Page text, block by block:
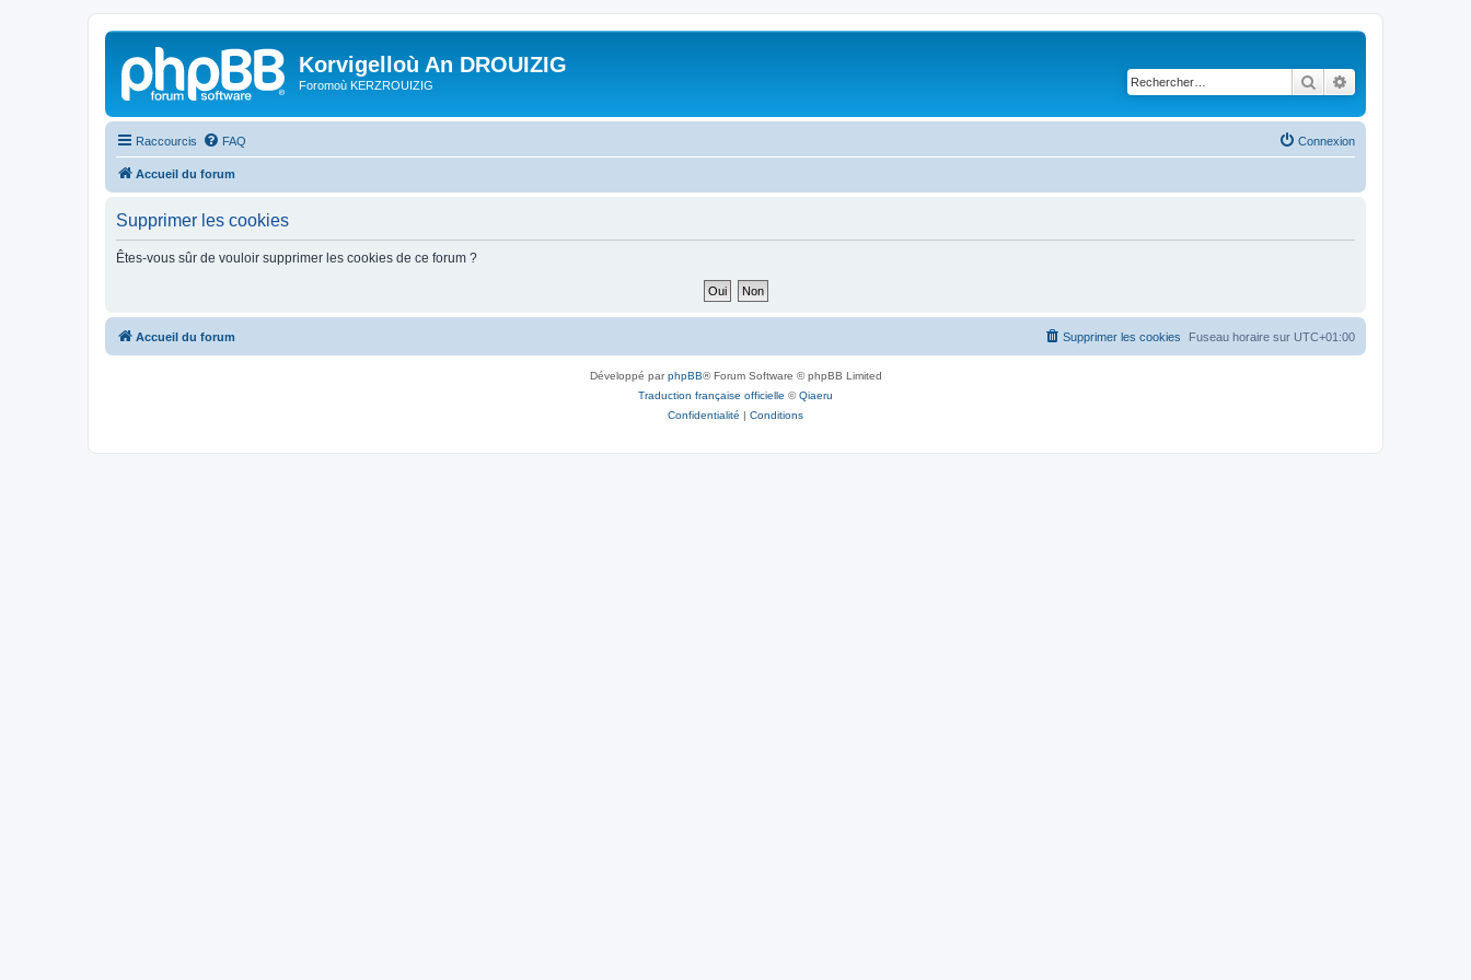
Korvigelloù An DROUIZIG
Foromoù KERZROUIZIG Rechercher
Raccourcis FAQ Connexion
Accueil du forum
Supprimer les cookies
Êtes-vous sûr de vouloir supprimer les cookies de ce forum ?
Accueil du forum Fuseau horaire sur UTC+01:00
Supprimer les cookies
Développé parphpBB® Forum Software © phpBB Limited
Traduction française officielle ©Qiaeru
Confidentialité | Conditions